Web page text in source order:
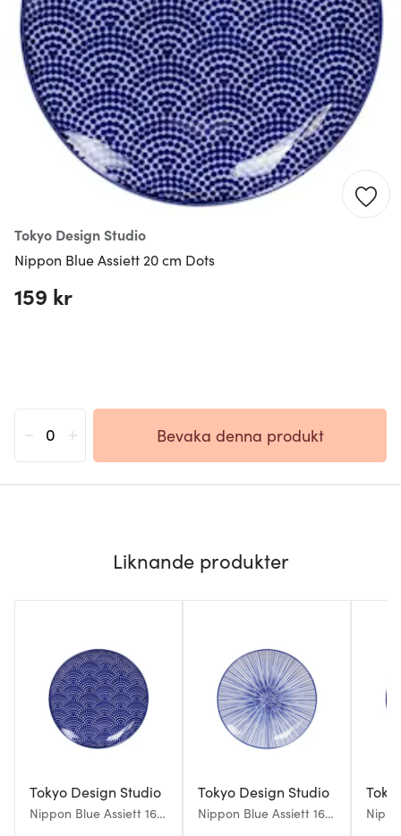
Tokyo Design Studio
Nippon Blue Assiett 20 cm Dots
159 kr
Bevaka denna produkt
Liknande produkter
Tokyo Design Studio
Nippon Blue Assiett 16
Tokyo Design Studio
Nippon Blue Assiett 16